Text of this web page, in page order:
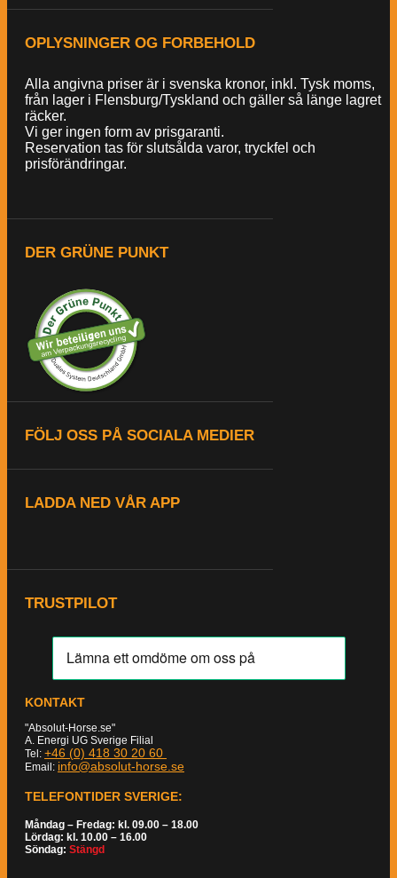
OPLYSNINGER OG FORBEHOLD
Alla angivna priser är i svenska kronor, inkl. Tysk moms,
från lager i Flensburg/Tyskland och gäller så länge lagret
räcker.
Vi ger ingen form av prisgaranti.
Reservation tas för slutsålda varor, tryckfel och
prisförändringar.
DER GRÜNE PUNKT
FÖLJ OSS PÅ SOCIALA MEDIER
LADDA NED VÅR APP
TRUSTPILOT
KONTAKT
"Absolut-Horse.se"
A. Energi UG Sverige Filial
Tel: +46 (0) 418 30 20 60
Email: info@absolut-horse.se
TELEFONTIDER SVERIGE:
Måndag – Fredag: kl. 09.00 – 18.00
Lördag: kl. 10.00 – 16.00
Söndag: Stängd